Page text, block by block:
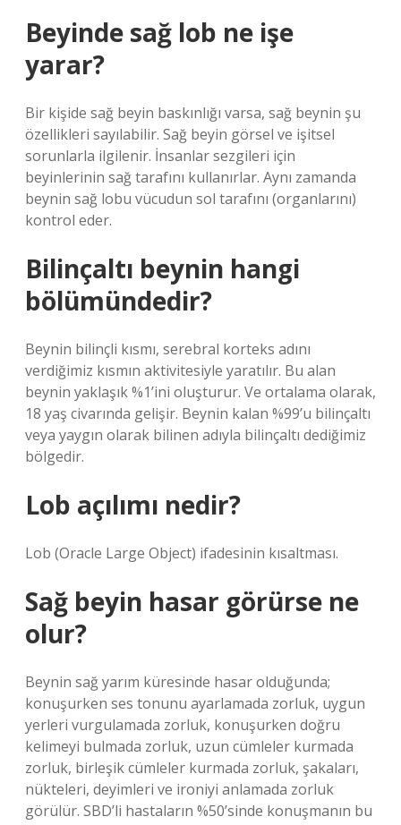
Beyinde sağ lob ne işe
yarar?
Bir kişide sağ beyin baskınlığı varsa, sağ beynin şu
özellikleri sayılabilir. Sağ beyin görsel ve işitsel
sorunlarla ilgilenir. İnsanlar sezgileri için
beyinlerinin sağ tarafını kullanırlar. Aynı zamanda
beynin sağ lobu vücudun sol tarafını (organlarını)
kontrol eder.
Bilinçaltı beynin hangi
bölümündedir?
Beynin bilinçli kısmı, serebral korteks adını
verdiğimiz kısmın aktivitesiyle yaratılır. Bu alan
beynin yaklaşık %1’ini oluşturur. Ve ortalama olarak,
18 yaş civarında gelişir. Beynin kalan %99’u bilinçaltı
veya yaygın olarak bilinen adıyla bilinçaltı dediğimiz
bölgedir.
Lob açılımı nedir?
Lob (Oracle Large Object) ifadesinin kısaltması.
Sağ beyin hasar görürse ne
olur?
Beynin sağ yarım küresinde hasar olduğunda;
konuşurken ses tonunu ayarlamada zorluk, uygun
yerleri vurgulamada zorluk, konuşurken doğru
kelimeyi bulmada zorluk, uzun cümleler kurmada
zorluk, birleşik cümleler kurmada zorluk, şakaları,
nükteleri, deyimleri ve ironiyi anlamada zorluk
görülür. SBD’li hastaların %50’sinde konuşmanın bu